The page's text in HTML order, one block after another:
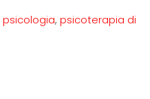
psicologia, psicoterapia di